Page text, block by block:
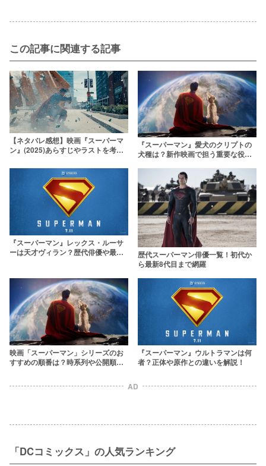
この記事に関連する記事
【ネタバレ感想】映画『スーパーマ
ン』(2025)あらすじやラストを考
セージとは
『スーパーマン』愛犬のクリプトの
犬種は？新作映画で担う重要な役割
『スーパーマン』レックス・ルーサ
ーは天才ヴィラン？歴代俳優や最新
歴代スーパーマン俳優一覧！初代か
ら最新8代目まで網羅
映画「スーパーマン」シリーズのお
すすめの順番は？時系列や公開順を
『スーパーマン』ウルトラマンは何
者？正体や原作との違いを解説！
AD
「DCコミックス」の人気ランキング